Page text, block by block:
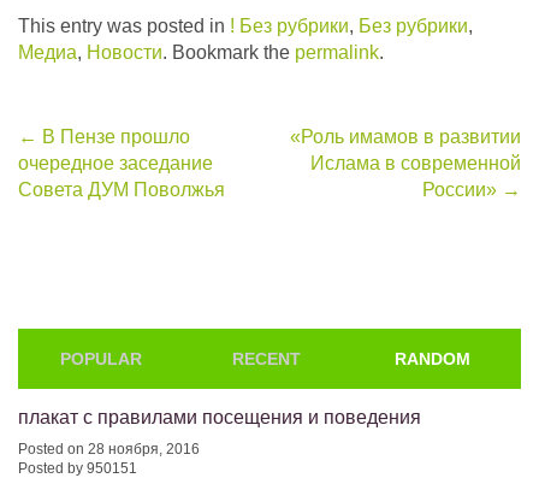
This entry was posted in ! Без рубрики, Без рубрики,
Медиа, Новости. Bookmark the permalink.
Post
navigation
← В Пензе прошло
очередное заседание
Совета ДУМ Поволжья
«Роль имамов в развитии
Ислама в современной
России» →
POPULAR RECENT RANDOM
плакат с правилами посещения и поведения
Posted on 28 ноября, 2016
Posted by 950151